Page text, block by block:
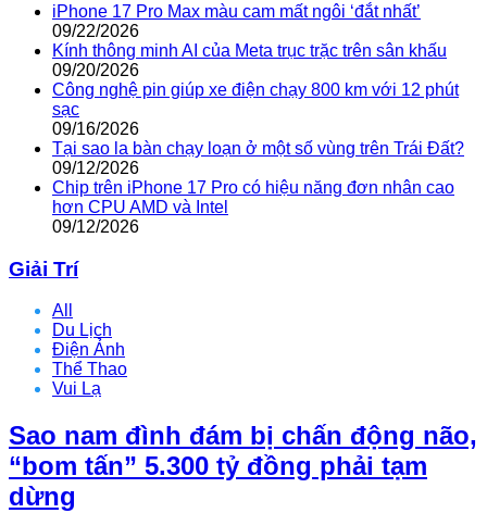
iPhone 17 Pro Max màu cam mất ngôi ‘đắt nhất’
09/22/2026
Kính thông minh AI của Meta trục trặc trên sân khấu
09/20/2026
Công nghệ pin giúp xe điện chạy 800 km với 12 phút
sạc
09/16/2026
Tại sao la bàn chạy loạn ở một số vùng trên Trái Đất?
09/12/2026
Chip trên iPhone 17 Pro có hiệu năng đơn nhân cao
hơn CPU AMD và Intel
09/12/2026
Giải Trí
All
Du Lịch
Điện Ảnh
Thể Thao
Vui Lạ
Sao nam đình đám bị chấn động não,
“bom tấn” 5.300 tỷ đồng phải tạm
dừng